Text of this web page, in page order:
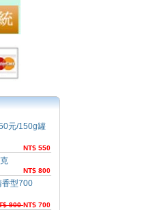
元/150g罐
NT$ 550
NT$ 800
香型700
900NT$ 700